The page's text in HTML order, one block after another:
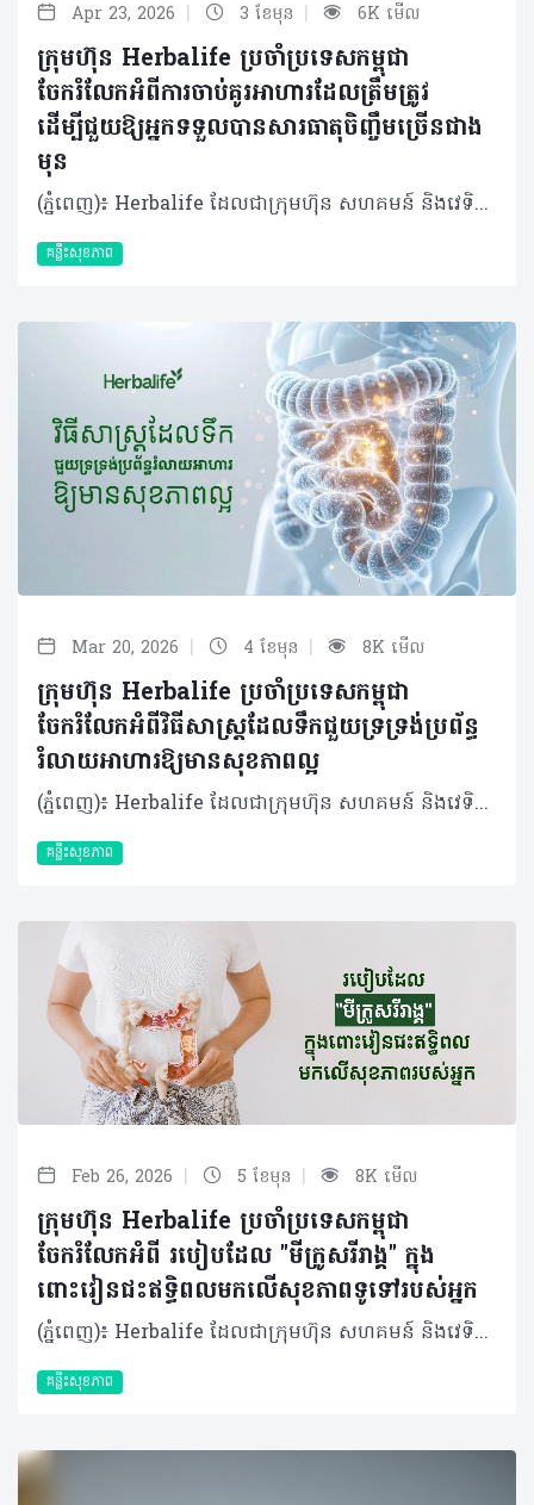
Apr 23, 2026 | 3 ខែមុន | 6K មើល
ក្រុមហ៊ុន Herbalife ប្រចាំប្រទេសកម្ពុជា
ចែករំលែកអំពីការចាប់គូរអាហារដែលត្រឹមត្រូវ
ដើម្បីជួយឱ្យអ្នកទទួលបានសារធាតុចិញ្ចឹមច្រើនជាង
មុន
(ភ្នំពេញ)៖ Herbalife ដែលជាក្រុមហ៊ុន សហគមន៍ និងវេទិកាភ្ជាប់ទំនាក់ទំនង លំដាប់ថ្នាក់ពិភពលោក ផ្នែកសុខភាព និងសុខុមាលភាពបានចែករំលែកអំពី ការចាប់គូរអាហារដោយឆ្លាតវៃ ដើម្បីជួយឱ្យអ្នកទទួលបានសារធាតុចិញ្ចឹមច្រើនជាងមុន។ អាហារូបត្ថម្ភល្អមិនមែនសំដៅលើការទទួលទានតែអាហារដែលកំពូល (Superfood) ឬវីតាមីនតែមួយមុខៗនោះទេ។ ផ្ទុយទៅវិញគឺជាការទទួលទានឱ្យមានតុល្យភាពចម្រុះមុខ ដើម្បីផ្តល់សារធាតុចិញ្ចឹមគ្រប់គ្រាន់ដល់រាងកាយសម្រាប់ការលូតលាស់ និងសុខុមាលភាពទូទៅ។ ការចាប់គូអាហារនឹងជួយឱ្យរាងកាយស្រូបយក និងប្រើប្រាស់សារធាតុចិញ្ចឹមទាំងនោះបានកាន់តែមានប្រសិទ្ធភាព។ វិទ្យាសាស្ត្រអាហារូបត្ថម្ភបានទទួលស្គាល់ថា ការរួមបញ្ចូលគ្នានៃអាហារមួយចំនួនអាចមានឥទ្ធិពលលើកម្រិតសារធាតុចិញ្ចឹមអាចត្រូវបានស្រូបយក និងប្រើប្រាស់ដោយរាងកាយ។ ដូចនេះ អ្នកក៏មានអំណាចអាចជម្រុញការស្រូបយកសារធាតុចិញ្ចឹមនៃសារពាង្គកាយខាងក្នុងបានផងដែរ តាមរយៈការផ្គួរផ្គងអាហារនីមួយៗដោយខ្លួនឯង។ វិធីមួយក្នុងចំណោមវិធីដែលងាយស្រួលបំផុតនោះ គឺការផ្លាស់ប្តូរមុខម្ហូប និងការទទួលទានអាហារសុខភាពចម្រុះឱ្យបានទៀងទាត់ ជាជាងការទទួលទានអាហារដដែលៗរាល់ថ្ងៃ។ តើអ្នកមានដឹងទេថាការផ្គូរផ្គងអាហារមួយចំនួនអាចផ្តល់អត្ថប្រយោជន៍ដល់រាងកាយច្រើនជាងការដែលអ្នកញ៉ាំអាហារទាំងនោះដាច់ដោយឡែកពីគ្នា? ការចាប់គូរអាហារឆ្លាតវៃទាំង ៥ យ៉ាង៖ បន្លែចម្រុះ ដូចជា ស្ពៃពួយឡេង ការ៉ុត ម្ទេសប្លោក និងប៉េងប៉ោះ មានផ្ទុកសារធាតុ Carotenoids មិនត្រឹមតែធ្វើឱ្យរុក្ខជាតិមានពណ៌ស្រស់ស្អាតប៉ុណ្ណឹងទេ ប៉ុន្តែវាក៏ដើរតួជាសារធាតុប្រឆាំងអុកស៊ីតកម្មផងដែរ។ សមាសធាតុនេះវារលាយក្នុងខ្លាញ់ មានន័យថាវានឹងត្រូវបានស្រូបយកបានល្អប្រសើរ នៅពេលញ៉ាំជាមួយជាតិខ្លាញ់ខ្លះ។ អ្នកអាចបន្ថែមជាតិខ្លាញ់ល្អបានតាមវិធីជាច្រើន៖ លាយប្រេងអូលីវលើសាឡាត់ បន្ថែមគ្រាប់ធញ្ញជាតិបន្តិចបន្តួចទៅក្នុងបន្លែឆ្អិន ឬបន្ថែមផ្លែបឺរជាដើម។ តាមរយៈការធ្វើបែបនេះ រាងកាយរបស់អ្នកអាចស្រូបយកសារធាតុប្រឆាំងអុកស៊ីតកម្មដ៏មានប្រយោជន៍ទាំងនេះបានកាន់តែប្រសើរ។ វីតាមីន C ជាមួយជាតិដែក ជួយទ្រទ្រង់ដល់ដំណើរអុកស៊ីសែន និងជួយដល់មេតាប៉ូលីសក្នុងការបំប្លែងអាហារជាថាមពល។ វីតាមីន និងជាតិដែកនេះមាននៅក្នុងប្រភពរុក្ខជាតិ និងសាច់សត្វ។ ជាតិដែកប្រភេទ Heme ដែលមាននៅក្នុង សាច់បក្សី ត្រី និងស៊ុត រាងកាយងាយស្រូបយកដោយមានប្រសិទ្ធភាព ខណៈដែលជាតិដែកប្រភេទ Non-heme ពីអាហាររុក្ខជាតិដូចជា សណ្តែក សណ្តែកបណ្តុះ ស្ពៃពួយឡេង និងធញ្ញជាតិ រាងកាយស្រូបយកបានតិចតែប៉ុណ្ណោះ។ វីតាមីន C ជួយបង្កើនការស្រូបយកជាតិដែកប្រភេទ Non-heme នេះ។ អ្នកអាចទទួលទានបន្ថែមវីតាមីន C រួមគ្នា តួយ៉ាងការទទួលទានប៉េងប៉ោះ ផ្លែក្រូច និងស្ត្របឺរី ដោយយកពួកវាទៅលាយបញ្ចូលនិងមុខម្ហូបដទៃដែលសម្បូរវីតាមីន C ស្រាប់ ដើម្បីជួយឱ្យរាងកាយរបស់អ្នកស្រូបយកជាតិដែកប្រភេទ Non-heme នេះបានដោយមានប្រសិទ្ធភាព។ អាហារក្រឡុកប្រូតេអ៊ីន ដែលមានបន្ថែមជាតិដែកមករួចស្រេច ក៏អាចជួយបំពេញតម្រូវការជាតិដែកបានដែរ ហើយនៅពេលចាប់គូជាមួយអាហារសម្បូរវីតាមីន C ជាតិដែកនឹងត្រូវបានស្រូបយកយ៉ាងល្អប្រសើរ។​ ដូច្នោះអ្នកអាចសាកបន្ថែមផ្លែឈើដូចជា ផ្លែម្នាស់ ស្ត្រប៊ឺរី ឬផ្លែស្វាយ ទៅក្នុងអាហារក្រឡុករបស់អ្នកបាន។ ការបន្ថែមបន្តិចបន្តួចទាំងនេះ អាចបង្កើតភាពខុសប្លែកគ្នា ក្នុងការបំពេញតម្រូវការសារធាតុចិញ្ចឹមប្រចាំថ្ងៃបាន។ តែបៃតង ជាមួយអាហារដែលសម្បូរវីតាមីន C តែបៃតងមានសមាសធាតុរុក្ខជាតិដ៏មានប្រយោជន៍ហៅថា Catechins ដែលដើរតួជាសារធាតុប្រឆាំងអុកស៊ីតកម្ម។ ការបន្ថែមក្រូចឆ្មារទៅក្នុងតែរបស់អ្នក ឬការទទួលទានវារួមជាមួយផ្លែឈើដែលសម្បូរវីតាមីន C (ដូចជា ក្រូច ស្ត្រប៊ឺរី ឬគីវី) ជួយឱ្យការស្រូបយកសមាសធាតុទាំងនេះមានភាពប្រសើរឡើង។ ប្រសិនបើអ្នកមានទម្លាប់ទទួលទានតែបៃតង ការចាប់គូវាជាមួយអាហារសម្រន់ដែលមានតុល្យភាព និងមានវីតាមីន C គឺរឹតតែល្អ។ ហើយប្រសិនបើអាហារសម្រន់របស់អ្នកមានជាតិប្រូតេអ៊ីន និងជាតិសរសៃ (Fiber) ច្រើនទៀត នោះវាកាន់តែប្រសើរព្រោះវានឹងជួយផ្តល់ថាមពលបានយូរ។ វីតាមីន D ជាមួយអាហារសម្បូរកាល់ស្យូម៖ វីតាមីន D ចាំបាច់សម្រាប់ជួយឱ្យរាងកាយស្រូបយកកាល់ស្យូម ដែលទ្រទ្រង់ដល់សុខភាពឆ្អឹង និងមុខងារសាច់ដុំ។ ត្រីដែលមានជាតិខ្លាញ់ដូចជា ត្រីសាល់ម៉ុន ត្រីបេកា និង ស៊ុតផ្តល់​​នូវវីតាមីន D បន្លែស្លឹកបៃតង អាហារធ្វើពីទឹកដោះគោ និងភេសជ្ជៈធ្វើពីរុក្ខជាតិដែលបន្ថែមសារធាតុចិញ្ចឹម ជួយផ្តល់នូវកាល់ស្យូម។ សម្រាប់អ្នកដែលមិនសូវទទួលទានសាច់ ផលិតផលដែលមានសារធាតុចិញ្ចឹម ឬអាហារបំប៉នដែលផ្តល់វីតាមីន D អាចជួយបំពេញចន្លោះខ្វះខាតទាំងនេះបាន។ នៅពេលរួមបញ្ចូលគ្នាជាមួយអាហារសម្បូរកាល់ស្យូម មិនថាពីប្រភពរុក្ខជាតិ ឬសត្វនោះទេ ពួកវាអាចជួយទ្រទ្រង់តម្រូវការរាងកាយរបស់អ្នកបាន។ មនុស្សពេញវ័យជាច្រើនមិនសូវទទួលទានប្រូតេអ៊ីន និងជាតិសរសៃបានគ្រប់គ្រាន់តាមតម្រូវការប្រចាំថ្ងៃនោះទេ សារធាតុទាំងពីរនេះសុទ្ធតែសំខាន់សម្រាប់ទ្រទ្រង់ភាពឆ្អែត។ ដូច្នេះការរួមបញ្ចូលប្រូតេអ៊ីនជាមួយអាហារដែលមានជាតិសរសៃខ្ពស់ អាចជួយឱ្យអ្នកមានអារម្មណ៍ឆ្អែតបានយូរ ហើយជាតិសរសៃក៏ជួយដល់សុខភាពប្រព័ន្ធរំលាយអាហារផងដែរ។ សរុបសេចក្តីមកវិញ អាហារូបត្ថម្ភល្អ មិនមែនជាច្បាប់ដ៏តឹងរ៉ឹង ឬការដេញតាមញ៉ាំតែអាហារកំពូល Superfood ណាមួយនោះទេ។ វាគឺជាការផ្តល់ឱ្យរាងកាយរបស់អ្នកនូវសារធាតុចិញ្ចឹមដែលវាត្រូវការឱ្យបានទៀងទាត់ តាមរបៀបដែលសមស្របនឹងរបៀបរស់នៅរបស់អ្នក។ ការទទួលទានអាហារចម្រុះមានន័យថា អ្នកនឹងទទួលបានអត្ថប្រយោជន៍ពីការចាប់គូអាហារទាំងនេះ។ ខណៈពេលដែលអាហារធម្មជាតិគឺជាអាហារចម្បងនៃរបបអាហារ ផលិតផលដែលបន្ថែមសារធាតុចិញ្ចឹម អាហារក្រឡុកប្រូតេអ៊ីន សុទ្ធតែអាចប្រើជារបស់ជំនួយបំពេញចន្លោះខ្វះខាត ជាពិសេសនៅពេលដែលអ្នកមមាញឹកហើយត្រូវការឱ្យរាងកាយអ្នកមានអាហារូបត្ថម្ភគ្រប់គ្រាន់។ អាហារូបត្ថម្ភ មិនមែនទាមទារភាពល្អឥតខ្ចោះនោះទេ ប៉ុន្តែវាទាមទារនូវភាពជាប់លាប់ក្នុងការអនុវត្ត។ តាមរយៈការរួមបញ្ចូលគ្នារវាងការចាប់គូអាហារ ជាមួយនឹងការជ្រើសរើសអាហារដែលផ្ដល់សុខភាពល្អ រួមមានប្រូតេអ៊ីនពី ប្រភពរុក្ខជាតិ និងសត្វ បន្លែផ្លែឈើ គ្រាប់ធញ្ញជាតិដែលសម្បូរជាតិសរសៃ និងខ្លាញ់ល្អ អ្នកនឹងនឹងទទួលបាននូវអាហារូបត្ថម្ភដែលប្រកបដោយនិរន្តរភាព ដើម្បីផ្ដល់ឱ្យរាងកាយនូវអ្វីដែលវាត្រូវការជាចាំបាច់ពីមួយថ្ងៃទៅមួយថ្ងៃ។ អំពីក្រុមហ៊ុន Herbalife ក្រុមហ៊ុន Herbalife (NYSE: HLF) គឺជាក្រុមហ៊ុនសុខភាព និងសុខុមាលភាពឈានមុខគេ និងជាសហគមន៍ដែលកំពុងផ្លាស់ប្តូរជីវិតរបស់មនុស្សជាមួយនឹងផលិតផលអាហារូបត្ថម្ភដ៏អស្ចារ្យ និងជាឱកាសអាជីវកម្មសម្រាប់សមាជិកឯករាជ្យ​របស់ខ្លួនចាប់តាំងពីឆ្នាំ 1980។ ក្រុមហ៊ុនផ្តល់ជូននូវផលិតផលដែលគាំទ្រដោយវិទ្យាសាស្រ្តដល់អ្នកប្រើប្រាស់នៅក្នុងទីផ្សារជាង 90។ តាមរយៈសមាជិកឯករាជ្យដែលផ្តល់ជូននូវការបណ្តុះបណ្តាលមួយទល់មួយ និងផ្តល់ការគាំទ្រសហគមន៍ដោយបំផុសគំនិតឱ្យអតិថិជនប្រកាន់ខ្ជាប់នូវរបៀបរស់នៅដែលមានភាពសកម្ម។
គន្លឹះសុខភាព
Mar 20, 2026 | 4 ខែមុន | 8K មើល
ក្រុមហ៊ុន Herbalife ប្រចាំប្រទេសកម្ពុជា
ចែករំលែកអំពីវិធីសាស្រ្តដែលទឹកជួយទ្រទ្រង់ប្រព័ន្ធ
រំលាយអាហារឱ្យមានសុខភាពល្អ
(ភ្នំពេញ)៖ Herbalife ដែលជាក្រុមហ៊ុន សហគមន៍ និងវេទិកាភ្ជាប់ទំនាក់ទំនង លំដាប់ថ្នាក់ពិភពលោក ផ្នែកសុខភាព និងសុខុមាលភាពបានចែករំលែកអំពី របៀបដែលទឹកជួយទ្រទ្រង់ប្រព័ន្ធរំលាយអាហារឱ្យមានសុខភាពល្អ។ ទឹកគឺជាកត្តាចម្បងបំផុតដែលជួយឱ្យប្រព័ន្ធរំលាយអាហារដំណើរការបានរលូន តាំងពីចំណុចចាប់ផ្ដើមរហូតដល់បញ្ចប់។ បច្ចុប្បន្ន ការយកចិត្តទុកដាក់លើសុខភាពប្រព័ន្ធរំលាយអាហារមានការកើនឡើងយ៉ាងខ្លាំង ដោយសារការរកឃើញថ្មីៗអំពី "មីក្រូជីវចម្រុះក្នុងពោះវៀន" (Gut Microbiome)។ វាគឺជាបណ្តុំបាក់តេរីដែលរស់នៅក្នុងបំពង់រំលាយអាហារ ហើយមានឥទ្ធិពលយ៉ាងខ្លាំងដល់ប្រព័ន្ធសុខភាពទូទៅនៃរាងកាយទាំងមូល។ អ្នកប្រហែលជាបានដឹងខ្លះស្រាប់មកហើយថា ដើម្បីរក្សាប្រព័ន្ធរំលាយអាហាររបស់អ្នកឱ្យមានសុខភាពល្អ ការទទួលទានប្រូបាយអូទិក (probiotics - បាក់តេរី "ល្អ") ក៏ដូចជា ព្រីបីយូទិក (prebiotics - "អាហារ" សម្រាប់ប្រូបាយអូទិក) និងជាតិសរសៃឱ្យបានគ្រប់គ្រាន់ គឺជារឿងសំខាន់ដែលអ្នកមិនគួរមើលរំលង។ ប៉ុន្តែមានរឿងមួយដែលសាមញ្ញនិងរឹតតែសំខាន់នោះគឺ៖ ទឹក។ ទឹកមានវត្តមាននៅក្នុងគ្រប់ជំហាននៃដំណើរការរំលាយអាហារ ហេតុដូច្នោះហើយទើបការរក្សាជាតិទឹកឱ្យបានគ្រប់គ្រាន់មានសារៈសំខាន់ខ្លាំងចំពោះសុខភាពរបស់អ្នក។ តើទឹកជួយដល់ការរំលាយអាហារយ៉ាងដូចម្តេច? ចាប់ផ្តើមតាំងពីចំណុចដំបូងបំផុតនៃដំណើរការរំលាយអាហារ ទឹកគឺជាសមាសធាតុសំខាន់នៃទឹកមាត់។ ទឹកមាត់មានមុខងារជាច្រើនដូចជា៖ • វាជួយធ្វើឱ្យអាហារមានសំណើម ដែលបង្កភាពងាយស្រួលក្នុងការទំពា និងលេបចូល • ទឹកមាត់ក៏មានផ្ទុកអង់ស៊ីម ដែលវាដើរតួជាអ្នកបំបែកសារធាតុអាហារដូចជា ជាតិខ្លាញ់ និងកាបូអ៊ីដ្រាត តាំងពីដំបូងបំផុតមុនក្រពះទៅទៀត នៅពេលអាហារឆ្លងកាត់ចូលទៅក្នុងក្រពះ ទឹកក្រពះត្រូវបានបញ្ចេញមក។ទឹកទាំងនោះក៏មានផ្ទុកនូវអង់ស៊ីម ដែលនឹងចាប់ផ្តើម​បំបែកប្រូតេអ៊ីន និងកាបូអ៊ីដ្រាតនៅក្នុងអាហារដែលអ្នកញ៉ាំឱ្យទៅជាផ្នែកតូចៗ ទើបបញ្ជូនទៅកាន់ពោះវៀនតូច ដែលជាកន្លែងកើតមានការរំលាយអាហារភាគច្រើន។ ក្នុងដំណាក់កាលនេះ ទឹកក៏ត្រូវការជាចាំបាច់ផងដែរ ដើម្បីផលិតទឹករំអិលដែលស្រោបផ្នែកខាងក្នុងនៃក្រពះរបស់អ្នក ដែលជួយការពារពីអាស៊ីតក្រពះ។ គួរឱ្យកត់សម្គាល់ផងដែរថា វាមិនមែនជាការពិតនោះទេនូវការលើកឡើងមួយថា ការផឹកទឹកជាមួយអាហារនឹងធ្វើឱ្យទឹកក្រពះរាវខ្លាំង រហូតដល់វាមិនអាចធ្វើការងារបាន។​ តែផ្ទុយទៅវិញ ការមានជាតិទឹកគ្រប់គ្រាន់នឹងជួយជម្រុញដំណើរការនេះឱ្យកាន់តែល្អទៅវិញទេ។ របៀបដែលទឹកទ្រទ្រង់សុខភាពពោះវៀន នៅពេលអាហារផ្លាស់ទីតាមពោះវៀនតូច មានសកម្មភាពរំលាយអាហារជាច្រើនដែលទឹកជួយសម្របសម្រួល៖ • សារធាតុរាវ (ដែលបញ្ចេញពីក្នុងខ្លួន) កាន់តែច្រើន ត្រូវបានបញ្ចេញទៅក្នុងពោះវៀនតូច ពីស្រទាប់ផ្ទៃខាងក្នុងនៃពោះវៀនផ្ទាល់ ក៏ដូចជាពីលំពែង និងថ្លើមផងដែរ។ • អង់ស៊ីមធ្វើការដើម្បីពន្លឿនដំណើរការ និងជួយរៀបចំសម្របសម្រួលការស្រូបយកនៅដំណាក់កាលចុងក្រោយនៃការរំលាយអាហារ៖ អាស៊ីតអាមីណូពីប្រូតេអ៊ីន អាស៊ីតខ្លាញ់ពីជាតិខ្លាញ់ និងម៉ូលេគុលស្ករនីមួយៗពីកាបូអ៊ីដ្រាត។ • ការស្រូបយកសារធាតុចិញ្ចឹមភាគច្រើនកើតឡើងនៅក្នុងពោះវៀនតូច ហើយបន្ទាប់មកសារធាតុចិញ្ចឹមដែលរំលាយរួច នឹងឆ្លងកាត់ទៅកាន់ចរន្តឈាមរបស់អ្នក។ នៅពេលដំណើរការរំលាយអាហារបន្តនៅក្នុងពោះវៀនធំ ទឹកក៏មានសារៈសំខាន់ខ្លាំងផងដែរ៖ • ជាតិសរសៃរលាយ (Soluble fibers) ដែលអ្នកទទួលទាន (មាននៅក្នុងអាហារដូចជា អូត សណ្តែក និងបាឡេ) វានឹងរលាយក្នុងទឹក ហើយប៉ោង និងរីកមាឌ ដែលវានឹងជួយរាងកាយស្រូបយកជាតិស្ករយឺតៗ និងបញ្ជុះកូឡេស្តេរ៉ុល។ • ជាតិសរសៃមិនរលាយ (Insoluble fiber) ដែលអ្នកទទួលទាន (មាននៅក្នុងអាហារដូចជា គ្រាប់ធញ្ញជាតិ និងបន្លែភាគច្រើន) គឺនឹងចាប់យក និងបឺតយកទឹក ដែលវាជួយជំរុញដល់ការបន្ទោបង់ឱ្យបានទៀងទាត់។ គួរបញ្ជាក់ផងដែរថា ផ្នែកខាងក្រោមនៃពោះវៀន ក៏ជាកន្លែងដែលរាងកាយរបស់អ្នកស្រូបយកជាតិរ៉ែភាគច្រើនដែលអ្នកទទួលទាន ហើយទឹកនៅទីនោះជាអ្នកជួយសម្រួលដល់ការស្រូបយកនូវសារធាតុរ៉ែទាំងអស់នោះ។ ជាការពិតណាស់ ប្រព័ន្ធរំលាយអាហារដែលមានសុខភាពល្អ គឺពឹងផ្អែកលើការមានជាតិសរសៃគ្រប់គ្រាន់។ បន្ថែមពីនេះ ការហាត់ប្រាណក៏មានសារៈសំខាន់ផងដែរ នៅពេលអ្នកធ្វើចលនាសាច់ដុំឆ្អឹងអំឡុងពេលហាត់ប្រាណ អ្នកក៏កំពុងជំរុញសាច់ដុំ រលោង (Smooth muscle) នៃបំពង់រំលាយក្នុងពេលតែមួយ ដែលវានឹងជួយជំរុញការបន្ទោបង់មានភាពទៀងទាត់។ បើទោះបីជាអ្វីដែលលើកឡើងមកនេះសំខាន់កម្រិតណាក៏ដោយ ក៏សូមកុំភ្លេចរឿងដ៏សាមញ្ញបំផុតមួយគឺទឹក ហើយអ្នកត្រូវប្រាកដថាអ្នកទទួលទានជាតិទឹកបានច្រើន និងទៀងទាត់ជារៀងរាល់ថ្ងៃ ដើម្បីរក្សាប្រព័ន្ធរំលាយអាហារទាំងស្រុងឱ្យដំណើរការបានរលូន។ អំពីក្រុមហ៊ុន Herbalife ក្រុមហ៊ុន Herbalife (NYSE: HLF) គឺជាក្រុមហ៊ុនសុខភាព និងសុខុមាលភាពឈានមុខគេ និងជាសហគមន៍ដែលកំពុងផ្លាស់ប្តូរជីវិតរបស់មនុស្សជាមួយនឹងផលិតផលអាហារូបត្ថម្ភដ៏អស្ចារ្យ និងជាឱកាសអាជីវកម្មសម្រាប់សមាជិកឯករាជ្យរបស់ខ្លួនចាប់តាំងពីឆ្នាំ 1980។ ក្រុមហ៊ុនផ្តល់ជូននូវផលិតផលដែលគាំទ្រដោយវិទ្យាសាស្រ្តដល់អ្នកប្រើប្រាស់នៅក្នុងទីផ្សារជាង 90។ តាមរយៈសមាជិកឯករាជ្យដែលផ្តល់ជូននូវការបណ្តុះបណ្តាលមួយទល់មួយ និងផ្តល់ការគាំទ្រសហគមន៍ដោយបំផុសគំនិតឱ្យអតិថិជនប្រកាន់ខ្ជាប់នូវរបៀបរស់នៅដែលមានភាពសកម្ម។
គន្លឹះសុខភាព
Feb 26, 2026 | 5 ខែមុន | 8K មើល
ក្រុមហ៊ុន Herbalife ប្រចាំប្រទេសកម្ពុជា
ចែករំលែកអំពី របៀបដែល "មីក្រូសរីរាង្គ" ក្នុង
ពោះវៀនជះឥទ្ធិពលមកលើសុខភាពទូទៅរបស់អ្នក
(ភ្នំពេញ)៖ Herbalife ដែលជាក្រុមហ៊ុន សហគមន៍ និងវេទិកាភ្ជាប់ទំនាក់ទំនងលំដាប់ថ្នាក់ពិភពលោក ផ្នែកសុខភាព និងសុខុមាលភាពបានចែករំលែកអំពីរបៀបដែល "មីក្រូសរីរាង្គ" ក្នុងពោះវៀនជះឥទ្ធិពលមកលើសុខភាពទូទៅរបស់យើង ។ មានមនុស្សតិចណាស់ដែលដឹងថា រាងកាយរបស់យើងមិនមែនផ្សំឡើងទាំងស្រុងដោយកោសិកាតែម្យ៉ាងនោះទេ។ មីក្រូសរីរាង្គរាប់លានរស់នៅក្នុងពោះវៀនរបស់យើង ហើយចំនួនរបស់ពួកវា លើសពីចំនួនសរុបនៃកោសិកាផ្ទាល់ខ្លួនរបស់យើងទៅទៀត។ ប្រព័ន្ធអេកូឡូស៊ីខ្នាតតូចនេះ ដែលមានបាក់តេរី វីរុស មេរោគផ្សិត និងប្រូតូហ្សូអា ត្រូវបានអ្នកវិទ្យាសាស្ត្រហៅថា "ហ្សែនទីពីរ" ហើយវាជះឥទ្ធិពលយ៉ាងស្ងប់ស្ងាត់ដល់ការរំលាយអាហារ ប្រព័ន្ធភាពស៊ាំ អារម្មណ៍ និងសូម្បីតែមុខងារនៃការយល់ដឹងរបស់យើង។ បាក់តេរីក្នុងពោះវៀន (Gut microbiota) មិនមែនគ្រាន់តែជា "អ្នកដំណើរឆ្លងកាត់" ធម្មតានោះទេ ប៉ុន្តែគឺជាដៃគូរួមរស់ដែលបានវិវត្តន៍មកជាមួយមនុស្សអស់រាប់លានឆ្នាំមកហើយ។ នៅក្នុងពោះវៀនរបស់មនុស្សពេញវ័យដែលមានសុខភាពល្អ មានបាក់តេរីច្រើនជាង ១,០០០ ប្រភេទ ដែលមានទម្ងន់សរុបពី ១ ទៅ ២ គីឡូក្រាម ដែលស្មើនឹងទម្ងន់នៃថ្លើមមួយ។ មីក្រូសរីរាង្គទាំងនេះមានអន្តរកម្មជាមួយយើងតាមបណ្តាញដ៏ស្មុគស្មាញ៖ • ពួកវាជួយបំបែកជាតិសរសៃដែលពិបាករំលាយ និងបង្កើតអាស៊ីតខ្លាញ់ខ្សែខ្លី (ដូចជា Butyrate) ដើម្បីផ្តល់ថាមពលដល់កោសិកាពោះវៀន។ • សំយោគសារធាតុចិញ្ចឹម វីតាមីន K និងវីតាមីនក្រុម B។ • បង្ហាត់ប្រព័ន្ធភាពស៊ាំរបស់យើងឱ្យចេះបែងចែករវាងមិត្តនិងសត្រូវ។ • ចូលរួមក្នុងកិច្ចការគ្រប់គ្រងការរំលាយអាហារ (Metabolism) និងការឆ្លើយតបនឹងការរលាក។ ក្នុងរយៈពេលប៉ុន្មានឆ្នាំចុងក្រោយនេះ អ្នកវិទ្យាសាស្ត្របានរកឃើញថា ឥទ្ធិពលនៃបាក់តេរីក្នុងពោះវៀនមានវិសាលភាពលើសពីប្រព័ន្ធរំលាយអាហារទៅទៀត។ តាមរយៈ "Gut-brain axis" ប្រព័ន្ធទំនាក់ទំនងទ្វេទិសនេះអនុញ្ញាតឱ្យមីក្រូសរីរាង្គផលិតសារធាតុសរសៃប្រសាទដូចជា serotonin (ប្រហែល ៩០% ត្រូវបានផលិតនៅក្នុងពោះវៀន), dopamine និង GABA ដែលជះឥទ្ធិពលដោយផ្ទាល់ដល់ការឆ្លើយតបនៃអារម្មណ៍ និងភាពតានតឹង។ ការសិក្សាមួយដែលបានចុះផ្សាយក្នុងទស្សនាវដ្តី Nature Microbiology បានផ្សារភ្ជាប់សមាសភាពជាក់លាក់នៃពោះវៀនទៅនឹងហានិភ័យនៃជំងឺធ្លាក់ទឹកចិត្ត។ ការសិក្សាមួយទៀតក៏បានរកឃើញថា បាក់តេរីក្នុងពោះវៀនរបស់អ្នកជំងឺ Parkinson មានភាពខុសគ្នាខ្លាំងពីមនុស្សដែលមានសុខភាពល្អ ដែលនេះបង្ហាញថាពោះវៀនអាចជាចំណុចចាប់ផ្តើមមួយនៃជំងឺប្រព័ន្ធសរសៃប្រសាទនេះ។ ទោះជាយ៉ាងណាក៏ដោយ ប្រព័ន្ធអេកូឡូស៊ីដ៏តូចឆ្មានេះគឺងាយរងគ្រោះណាស់។មានកត្តាជាច្រើនដែលរបៀបរស់នៅក្នុងសម័យទំនើបនេះអាចបណ្តាលឱ្យមានអតុល្យភាពបាក់តេរី (ហៅតាមវេជ្ជសាស្ត្រថា Dysbiosis)៖ • របបអាហារ៖ របបអាហារបែបលោកខាងលិចដែលមានជាតិស្ករ និងខ្លាញ់ខ្ពស់ បានកាត់បន្ថយការទទួលទានជាតិសរសៃដែលចាំបាច់សម្រាប់បាក់តេរីមានប្រយោជន៍។ • ការប្រើប្រាស់ថ្នាំផ្សះហួសកម្រិត៖ ថ្នាំផ្សះដែលមានប្រសិទ្ធភាពខ្លាំងនិងទូលំទូលាយនឹងបោសសម្អាតមីក្រូសរីរាង្គយ៉ាងច្រើនដោយមិនរើសមុខនោះឡើយ។ • សម្ពាធផ្លូវចិត្តរ៉ាំរ៉ៃ៖ ស្ថានភាពស្ត្រេសបន្តបន្ទាប់ផ្លាស់ប្តូរការជ្រាបនៃពោះវៀន និងសមាសធាតុបាក់តេរី។ • ការគេងមិនគ្រប់គ្រាន់៖ រំខានដល់ចង្វាក់ជីវសាស្រ្ត (Circadian rhythm) និងប៉ះពាល់ដល់វដ្តមេតាប៉ូលីសនៃបាក់តេរី។ • ការធ្វើអនាម័យលើសកម្រិត៖ កាត់បន្ថយឱកាសសម្រាប់ការទាក់ទងជាមួយជាមួយមីក្រូសរីរាង្គចម្រុះដទៃទៀតនៅក្នុងបរិស្ថាន។ ផលប៉ះពាល់លើសុខភាព និងការថែទាំ អតុល្យភាពបាក់តេរី​ (Dysbiosis) នេះមានទំនាក់ទំនងយ៉ាងជិតស្និទ្ធជាមួយជំងឺជាច្រើន។ ជំងឺប្រព័ន្ធរំលាយអាហារដូចជា ជំងឺរលាកពោះវៀន និងរោគសញ្ញាពោះវៀនដែលងាយរងរំញោច (IBS) មានទំនាក់ទំនងនឹងការប្រែប្រួលបាក់តេរីជាក់លាក់។ មនុស្សដែលធាត់លើសទម្ងន់ជាទូទៅមានភាពចម្រុះនៃបាក់តេរីក្នុងពោះវៀនទាប ហើយផ្ទុយទៅវិញមានប្រសិទ្ធភាពក្នុងការស្រូបយកថាមពលខ្ពស់ជាង។ សូម្បីតែជំងឺប្រព័ន្ធភាពស៊ាំប្រឆាំងខ្លួនឯង ជំងឺអាលែហ្សី និងសូម្បីតែសុខភាពសរសៃឈាមបេះដូង ក៏អាចរងឥទ្ធិពលពីបាក់តេរីទាំងនេះដែរ ។ ដូច្នោះតើយើងគួរថែរក្សា "ប្រព័ន្ធអេកូឡូស៊ីដ៏តូចឆ្មា" នេះដោយរបៀបណា? 1. របបអាហារចម្រុះគឺជាមូលដ្ឋានគ្រឹះ៖ មីក្រូសរីរាង្គផ្សេងៗគ្នាចូលចិត្តអាហារខុសៗគ្នា ដូច្នេះភាពចម្រុះនៃរបបអាហារគឺជាគន្លឹះក្នុងការរក្សាភាពចម្រុះនៃបាក់តេរី។ បន្លែ ផ្លែឈើ គ្រាប់ធញ្ញជាតិ និងសណ្តែកដែលសម្បូរជាតិសរសៃគឺជា "ប្រេងឥន្ធនៈ" សម្រាប់បាក់តេរីមានប្រយោជន៍ ។ អាហារផ្អាប់ដូចជា យ៉ាអួ បន្លែផ្អាប់ និងតែ Kombucha សម្បូរទៅដោយប្រូបាយអូទិក (Probiotics) សកម្ម។ សារធាតុ Polyphenols (ដែលមានក្នុងផ្លែប៊ឺរី តែ និងសូកូឡាខ្មៅ) ក៏មានប្រសិទ្ធភាពជាប្រេបាយអូទិក (Prebiotics) ផងដែរដែលដើរតួជាស្បៀងសម្រាប់ជួយទ្រទ្រង់ដល់បាក់តេរីល្អៗដែលមានស្រាប់នៅក្នុងខ្លួន។ 2. ប្រើប្រាស់ថ្នាំផ្សះដោយឈ្លាសវៃ៖ អនុវត្តតាមការណែនាំរបស់គ្រូពេទ្យឱ្យបានពេញលេញ និងជៀសវាងការប្រើប្រាស់ដែលមិនចាំបាច់។ 3. គ្រប់គ្រងសម្ពាធផ្លូវចិត្ត និងការគេង៖ ការធ្វើសមាធិ ការហាត់ប្រាណបានទៀងទាត់ និងការរក្សាកាលវិភាគចូលដំណេកឱ្យទៀងទាត់ សុទ្ធតែជួយរក្សាសុខភាពពោះវៀនរបស់អ្នក។ 4. ធម្មជាតិ៖ ចេញទៅក្រៅផ្ទះខ្លះដើម្បីជួយឱ្យមានអន្តរកម្មរវាងអតិសុខមប្រាណចម្រុះក្នុងបរិស្ថាន ដែលអាចមានប្រយោជន៍ដល់​ការលូតលាស់នៃប្រព័ន្ធភាពស៊ាំ និងភាពចម្រុះនៃបាក់តេរីក្នុងខ្លួនយើងបាន។ ការប្រើប្រាស់អាហារបំប៉ន អាហារជួយចិញ្ចឹមប្រព័ន្ធអេកូឡូស៊ីខាងក្នុងខ្លួនរបស់យើង ក៏ប៉ុន្តែមនុស្សនៅក្នុងយុគសម័យថ្មីនេះ ជាទូទៅខ្វះការទទួលទានជាតិសរសៃ។ កត្តានានាដូចជាជីវិតដ៏មមាញឹក ប្រញ៉ាប់ប្រញាល់ របបអាហារគ្មានតុល្យភាព និងការថមថយនូវសកម្មភាពក្រៅផ្ទះ ធ្វើឱ្យរបបអាហារប្រចាំថ្ងៃតែមួយមុខពិបាកឆ្លើយតបទៅនឹងតម្រូវការរាងកាយជាក់ស្តែង។ អាហារបំប៉ន "ប្រូបាយអូទិក​ (Probiotic)" អាចចូលទៅក្នុងពោះវៀនដោយផ្ទាល់ដើម្បីបំពេញបន្ថែមបាក់តេរីមានប្រយោជន៍។ចំណែក "ប្រេបាយអូទិក (Prebiotics)" (ជាចម្បងគឺជាតិសរសៃរលាយ) គឺមានលក្ខណៈទូទៅជាង ដោយវាផ្តល់អាហារូបត្ថម្ភដល់បាក់តេរីមានប្រយោជន៍ដែលមានស្រាប់។ ទឹកប្រទាលកន្ទុយក្រពើជួយសម្រួលបរិស្ថានក្នុងក្នុងពោះវៀនៗ និងជួយជម្រុញការរីកលូតលាស់នៃប្រូបាយអូទិក។ ការរួមបញ្ចូលគ្នានេះរួមគ្នាបង្កើតបរិស្ថានអេកូឡូស៊ី ដែលកាន់តែអំណោយផលដល់ការលូតលាស់នៃមីក្រូសរីរាង្គចម្រុះ ដោយហេតុនេះបង្កើនតុល្យភាព និងភាពធន់នៃមីក្រូជីវសាស្ត្រពោះវៀន ដែលជះឥទ្ធិពលជាវិជ្ជមានដល់សុខភាព និងភាពស៊ាំទាំងមូល។ សរុបមក ស្នូលនៃសុខភាពពោះវៀនគឺសុខភាពរបស់បាក់តេរី ហើយការរក្សាតុល្យភាពនៃប្រព័ន្ធអេកូឡូស៊ីមីក្រូសរីរាង្គ គឺជាការវិនិយោគដ៏សំខាន់បំផុតមួយដែលយើងអាចធ្វើបានសម្រាប់សុខភាពខ្លួនឯង។ ការរក្សាបាក់តេរីក្នុងពោះវៀនឱ្យបានល្អ ស្មើរនឹងការស្រឡាញ់ខ្លួនឯង។ អំពីក្រុមហ៊ុន Herbalife ក្រុមហ៊ុន Herbalife (NYSE: HLF) គឺជាក្រុមហ៊ុនសុខភាព និងសុខុមាលភាពឈានមុខគេ និងជាសហគមន៍ដែលកំពុងផ្លាស់ប្តូរជីវិតរបស់មនុស្សជាមួយនឹងផលិតផលអាហារូបត្ថម្ភដ៏អស្ចារ្យ និងជាឱកាសអាជីវកម្មសម្រាប់អ្នកសមាជិកឯករាជ្យរបស់ខ្លួនចាប់តាំងពីឆ្នាំ 1980។ ក្រុមហ៊ុនផ្តល់ជូននូវផលិតផលដែលគាំទ្រដោយវិទ្យាសាស្រ្តដល់អ្នកប្រើប្រាស់នៅក្នុងទីផ្សារជាង 90។ តាមរយៈសមាជិកឯករាជ្យដែលផ្តល់ជូននូវការបណ្តុះបណ្តាលមួយទល់មួយ និងផ្តល់ការគាំទ្រសហគមន៍ដោយបំផុសគំនិតឱ្យអតិថិជនប្រកាន់ខ្ជាប់នូវរបៀបរស់នៅដែលមានភាពសកម្ម។
គន្លឹះសុខភាព